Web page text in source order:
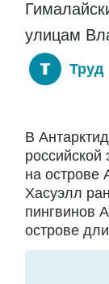
улицам
Труд
В
российской
на острове
Хасуэлл
пингвинов
острове